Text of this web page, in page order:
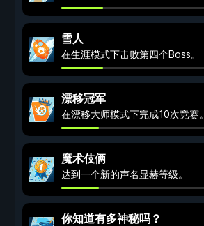
雪人
在生涯模式下击败第四个Boss。
漂移冠军
在漂移大师模式下完成10次竞赛。
魔术伎俩
达到一个新的声名显赫等级。
你知道有多神秘吗？